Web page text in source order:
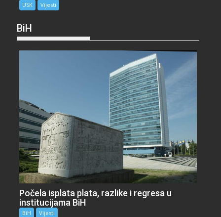
USK Vijesti
BiH
Počela isplata plata, razlike i regresa u
institucijama BiH
BiH Vijesti